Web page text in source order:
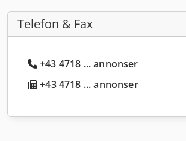
Telefon & Fax
+43 4718 ... annonser
+43 4718 ... annonser